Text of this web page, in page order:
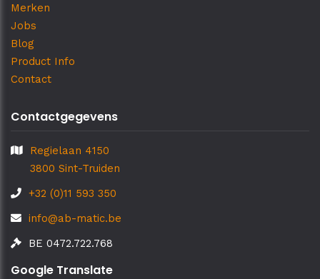
Merken
Jobs
Blog
Product Info
Contact
Contactgegevens
Regielaan 4150
3800 Sint-Truiden
+32 (0)11 593 350
info@ab-matic.be
BE 0472.722.768
Google Translate